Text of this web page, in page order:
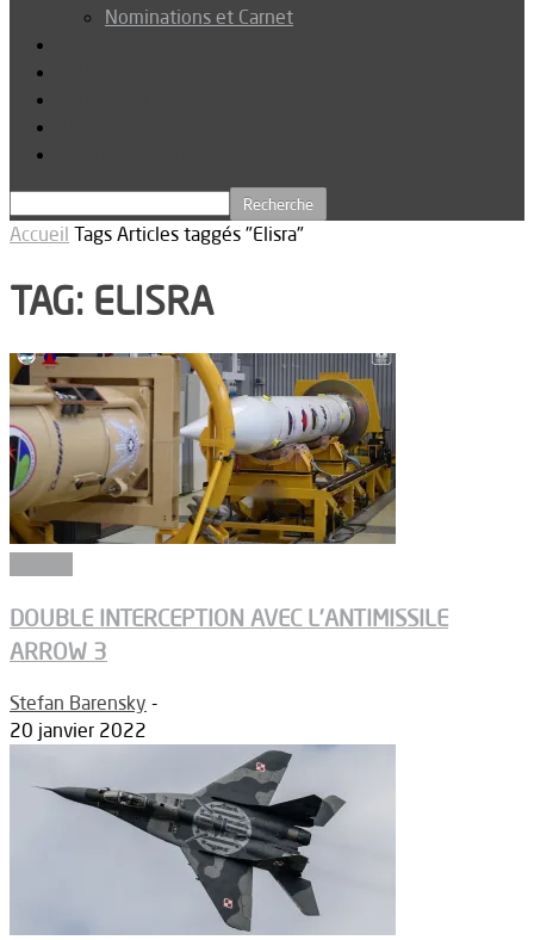
Nominations et Carnet
Accueil Tags Articles taggés "Elisra"
TAG: ELISRA
DOUBLE INTERCEPTION AVEC L’ANTIMISSILE
ARROW 3
Stefan Barensky -
20 janvier 2022